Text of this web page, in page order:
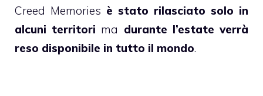
Creed Memories è stato rilasciato solo in
alcuni territori ma durante l’estate verrà
reso disponibile in tutto il mondo.